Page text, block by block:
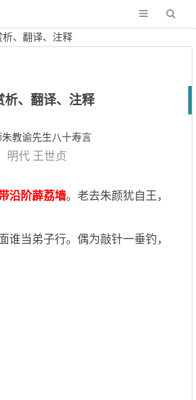
、翻译、注释
析、翻译、注释
朱教谕先生八十寿言
明代 王世贞
沿阶薜荔墙。老去朱颜犹自王，
谁当弟子行。偶为敲针一垂钓，